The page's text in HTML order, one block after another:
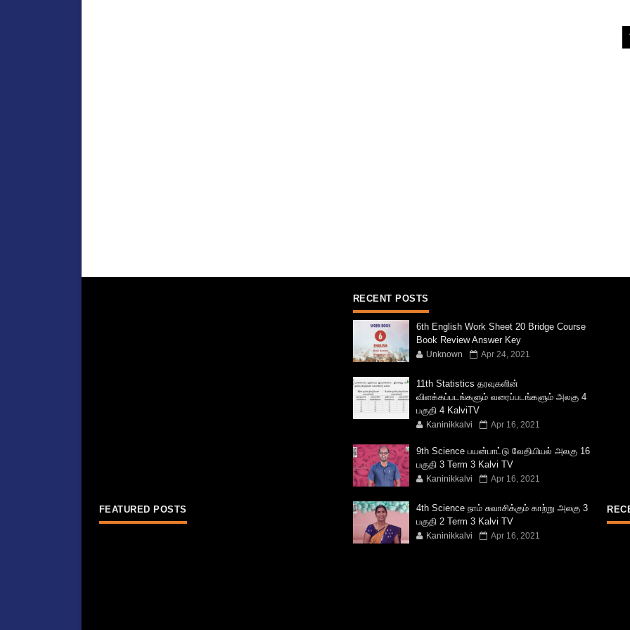
FEATURED POSTS
RECENT POSTS
6th English Work Sheet 20 Bridge Course
Book Review Answer Key
Unknown Apr 24, 2021
11th Statistics தரவுகளின்
விளக்கப்படங்களும் வரைப்படங்களும் அலகு 4
பகுதி 4 KalviTV
Kaninikkalvi Apr 16, 2021
9th Science பயன்பாட்டு வேதியியல் அலகு 16
பகுதி 3 Term 3 Kalvi TV
Kaninikkalvi Apr 16, 2021
4th Science நாம் சுவாசிக்கும் காற்று அலகு 3
பகுதி 2 Term 3 Kalvi TV
Kaninikkalvi Apr 16, 2021